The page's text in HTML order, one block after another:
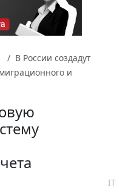
В России создадут
и
IT